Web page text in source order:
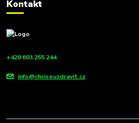
Kontakt
+420 603 255 244
info@chciseuzdravit.cz